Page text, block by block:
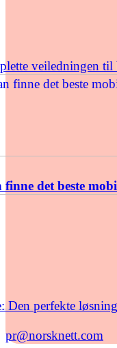
veiledningen til
det beste
Den perfekte
pr@norsknett.com